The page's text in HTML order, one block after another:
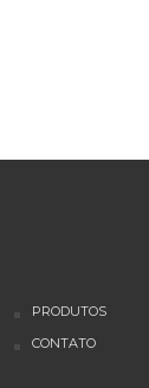
PRODUTOS
CONTATO